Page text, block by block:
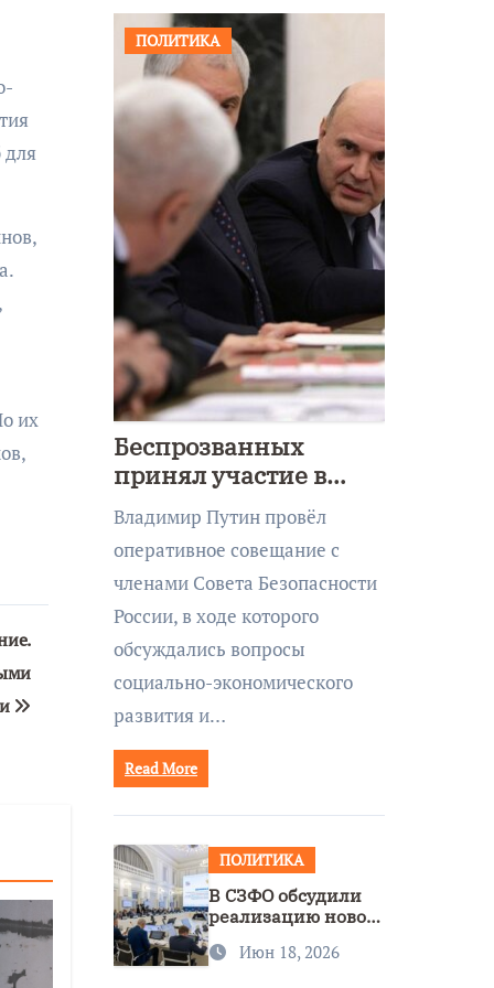
для
их
ПОЛИТИКА
Беспрозванных
принял участие в
совещании Совбеза
под руководством
Путина
Владимир Путин провёл
оперативное совещание с
членами Совета Безопасности
России, в ходе которого
обсуждались вопросы
социально-экономического
развития и…
Read More
ПОЛИТИКА
В СЗФО обсудили
реализацию новой
нацполитики
Июн 18, 2026